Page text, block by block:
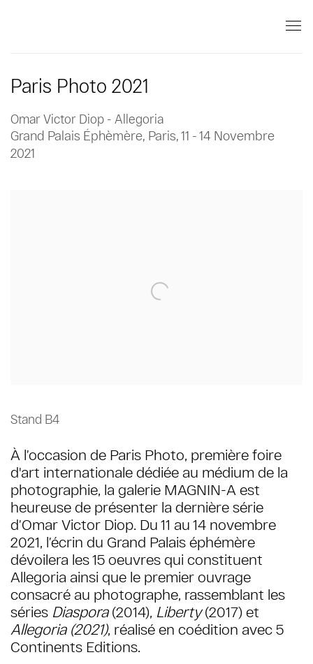
Paris Photo 2021
Omar Victor Diop - Allegoria
Grand Palais Éphèmère, Paris,11 - 14 Novembre
2021
Stand B4
À l’occasion de Paris Photo, première foire
d'art internationale dédiée au médium de la
photographie, la galerie MAGNIN-A est
heureuse de présenter la dernière série
d’Omar Victor Diop. Du 11 au 14 novembre
2021, l’écrin du Grand Palais éphémère
dévoilera les 15 oeuvres qui constituent
Allegoria ainsi que le premier ouvrage
consacré au photographe, rassemblant les
séries Diaspora (2014), Liberty(2017) et
Allegoria (2021), réalisé en coédition avec 5
Continents Editions.